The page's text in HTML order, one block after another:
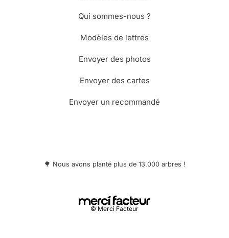
Qui sommes-nous ?
Modèles de lettres
Envoyer des photos
Envoyer des cartes
Envoyer un recommandé
🌳 Nous avons planté plus de 13.000 arbres !
© Merci Facteur